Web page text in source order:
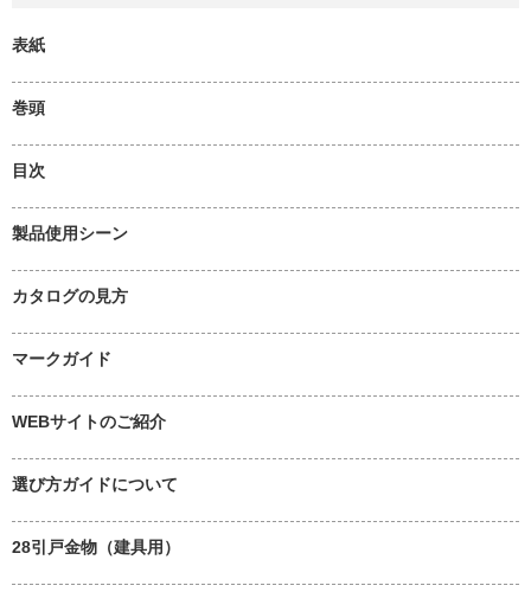
表紙
巻頭
目次
製品使用シーン
カタログの見方
マークガイド
WEBサイトのご紹介
選び方ガイドについて
28引戸金物（建具用）